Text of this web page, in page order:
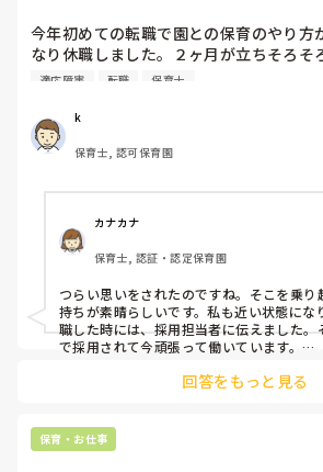
今年初めての転職で園との保育のやり方
なり休職しました。２ヶ月が立ちそろそ
を変え転職活動をしていますが、皆さん
適応障害 転職 保育士
k
保育士, 認可保育園
カナカナ
保育士, 認証・認定保育園
つらい思いをされたのですね。そこを乗り
持ちが素晴らしいです。私も近い状態にな
職した時には、採用担当者に伝えました。
で採用されて今頑張って働いています。
の職員に精神的に弱い子がいますが、その
る方が大切にしてもらえるのではないかと
回答をもっと見る
保育・お仕事